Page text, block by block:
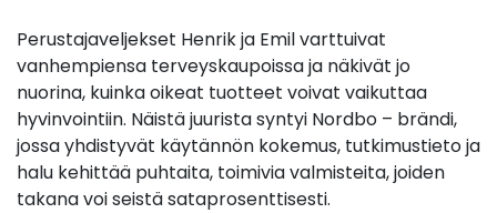
Perustajaveljekset Henrik ja Emil varttuivat
vanhempiensa terveyskaupoissa ja näkivät jo
nuorina, kuinka oikeat tuotteet voivat vaikuttaa
hyvinvointiin. Näistä juurista syntyi Nordbo – brändi,
jossa yhdistyvät käytännön kokemus, tutkimustieto ja
halu kehittää puhtaita, toimivia valmisteita, joiden
takana voi seistä sataprosenttisesti.